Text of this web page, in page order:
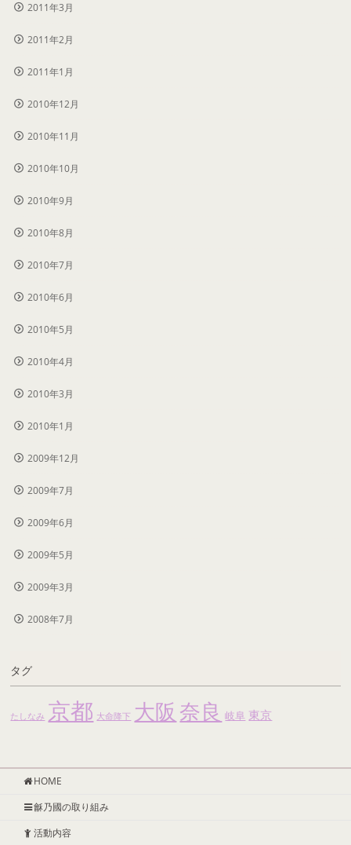
2011年3月
2011年2月
2011年1月
2010年12月
2010年11月
2010年10月
2010年9月
2010年8月
2010年7月
2010年6月
2010年5月
2010年4月
2010年3月
2010年1月
2009年12月
2009年7月
2009年6月
2009年5月
2009年3月
2008年7月
タグ
たしなみ 京都 大命降下 大阪 奈良 岐阜 東京
HOME
龢乃國の取り組み
活動内容